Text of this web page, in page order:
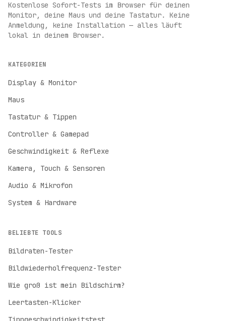
Kostenlose Sofort-Tests im Browser für deinen
Monitor, deine Maus und deine Tastatur. Keine
Anmeldung, keine Installation — alles läuft
lokal in deinem Browser.
KATEGORIEN
Display & Monitor
Maus
Tastatur & Tippen
Controller & Gamepad
Geschwindigkeit & Reflexe
Kamera, Touch & Sensoren
Audio & Mikrofon
System & Hardware
BELIEBTE TOOLS
Bildraten-Tester
Bildwiederholfrequenz-Tester
Wie groß ist mein Bildschirm?
Leertasten-Klicker
English
Deutsch
German